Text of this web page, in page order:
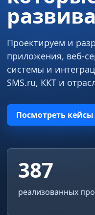
Проектируем и
приложения, веб-
системы и
SMS.ru, ККТ и
Посмотреть кейсы
387
реализованных